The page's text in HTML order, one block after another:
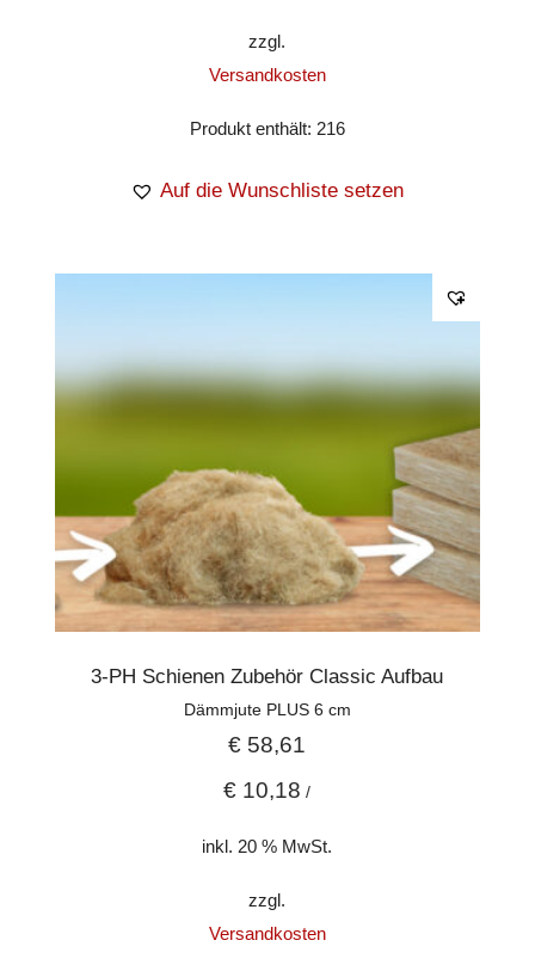
zzgl.
Versandkosten
Produkt enthält: 216
Auf die Wunschliste setzen
3-PH Schienen Zubehör Classic Aufbau
Dämmjute PLUS 6 cm
€ 58,61
€ 10,18 /
inkl. 20 % MwSt.
zzgl.
Versandkosten